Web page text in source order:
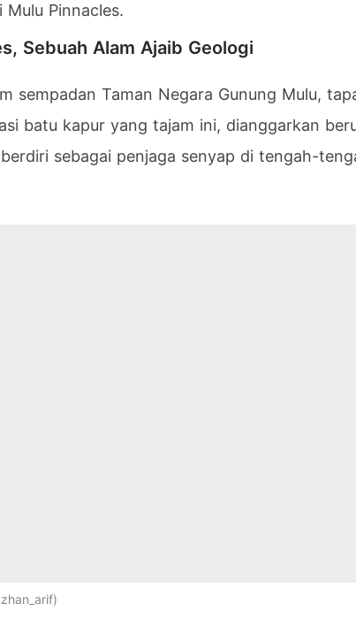
Mulu Pinnacles.
Sebuah Alam Ajaib Geologi
sempadan Taman Negara Gunung Mulu,
batu kapur yang tajam ini, dianggarkan
sebagai penjaga senyap di tengah-